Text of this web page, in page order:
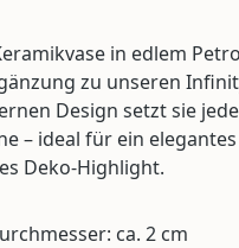
in edlem
zu unseren
Design setzt sie
– ideal für ein
Deko-Highlight.
ca. 2 cm